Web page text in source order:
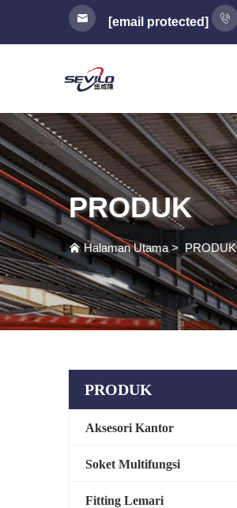
[email protected]
PRODUK
Halaman Utama> PRODUK
PRODUK
Aksesori Kantor
Soket Multifungsi
Fitting Lemari